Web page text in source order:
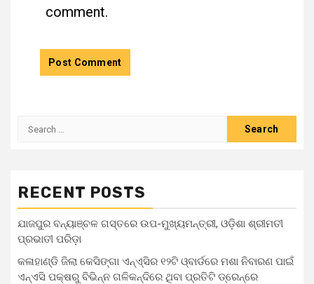
comment.
RECENT POSTS
ଯାଜପୁର ବନ୍ୟାଞ୍ଚଳ ଗସ୍ତରେ ଉପ-ମୁଖ୍ୟମନ୍ତ୍ରୀ, ଓଡ଼ିଶା ଶ୍ରୀମତୀ
ପ୍ରଭାତୀ ପରିଡ଼ା
କଳାହାଣ୍ଡି ଜିଲା କେସିଙ୍ଗା ଏନ୍‌ଏ୍‌ସିର ୧୨ଟି ଓ୍ବାର୍ଡରେ ମଶା ନିବାରଣ ପାଇଁ
ଏନ୍‌ଏସି ପକ୍ଷରୁ ବିଭିନ୍ନ ଗଳିକନ୍ଦିରେ ଥିବା ପ୍ରତିଟି ଡ୍ରେନ୍‌ରେ